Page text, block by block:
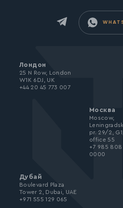
Лондон
25 N Row, London
W1K 6DJ, UK
+44 20 45 773 007
Москва
Moscow,
pr. 29/2, G1,
office 55
+7 985 808
0000
Дубай
Boulevard Plaza
Tower 2, Dubai, UAE
+971 555 129 065